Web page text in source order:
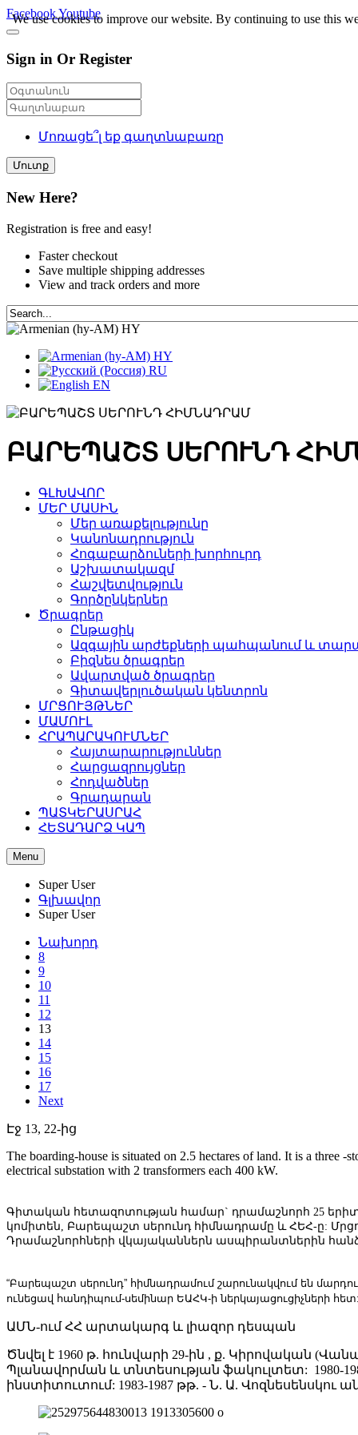
FacebookYoutube
Sign in Or Register
Մոռացե՞լ եք գաղտնաբառը
Մուտք
New Here?
Registration is free and easy!
Faster checkout
Save multiple shipping addresses
View and track orders and more
HY
HY
RU
EN
ԲԱՐԵՊԱՇՏ ՍԵՐՈՒՆԴ
ԳԼԽԱՎՈՐ
ՄԵՐ ՄԱՍԻՆ
Մեր առաքելությունը
Կանոնադրություն
Հոգաբարձուների խորհուրդ
Աշխատակազմ
Հաշվետվություն
Գործընկերներ
Ծրագրեր
Ընթացիկ
Ազգային արժեքների պահպանում և
Բիզնես ծրագրեր
Ավարտված ծրագրեր
Գիտավերլուծական կենտրոն
ՄՐՑՈՒՅԹՆԵՐ
ՄԱՄՈՒԼ
ՀՐԱՊԱՐԱԿՈՒՄՆԵՐ
Հայտարարություններ
Հարցազրույցներ
Հոդվածներ
Գրադարան
ՊԱՏԿԵՐԱՍՐԱՀ
ՀԵՏԱԴԱՐՁ ԿԱՊ
Menu
Super User
Գլխավոր
Super User
Նախորդ
8
9
10
11
12
13
14
15
16
17
Next
Էջ 13, 22-ից
The boarding-house is situated on 2.5 hectares of land. It is a three -
electrical substation with 2 transformers each 400 kW.
Գիտական հետազոտության համար` դրամաշնորհ 25
կոմիտեն, Բարեպաշտ սերունդ հիմնադրամը և ՀԵՀ-ը:
Դրամաշնորհների վկայականներն ասպիրանտներին
“Բարեպաշտ սերունդ” հիմնադրամում շարունակվում են
ունեցավ հանդիպում-սեմինար ԵԱՀԿ-ի ներկայացուցիչների
ԱՄՆ-ում ՀՀ արտակարգ և լիազոր դեսպան
Ծնվել է 1960 թ. հունվարի 29-ին , ք. Կիրովական
Պլանավորման և տնտեսության ֆակուլտետ:
ինստիտուտում: 1983-1987 թթ. - Ն. Ա.
We use cookies to improve our website. By continuing to use this